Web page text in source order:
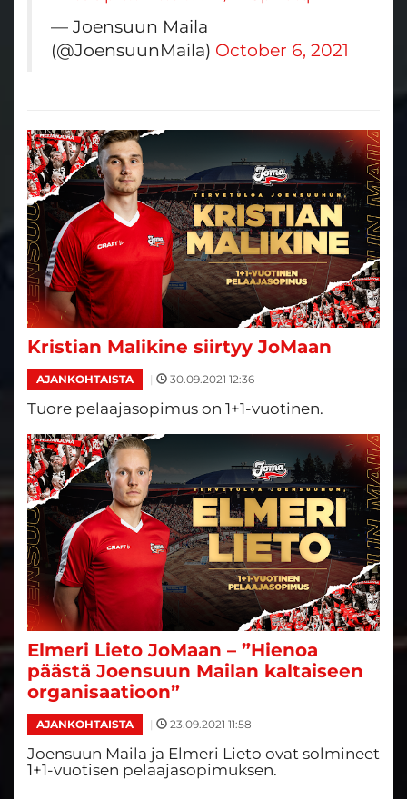
— Joensuun Maila
(@JoensuunMaila) October 6, 2021
Kristian Malikine siirtyy JoMaan
AJANKOHTAISTA | 30.09.2021 12:36
Tuore pelaajasopimus on 1+1-vuotinen.
Elmeri Lieto JoMaan – ”Hienoa
päästä Joensuun Mailan kaltaiseen
organisaatioon”
AJANKOHTAISTA | 23.09.2021 11:58
Joensuun Maila ja Elmeri Lieto ovat solmineet
1+1-vuotisen pelaajasopimuksen.